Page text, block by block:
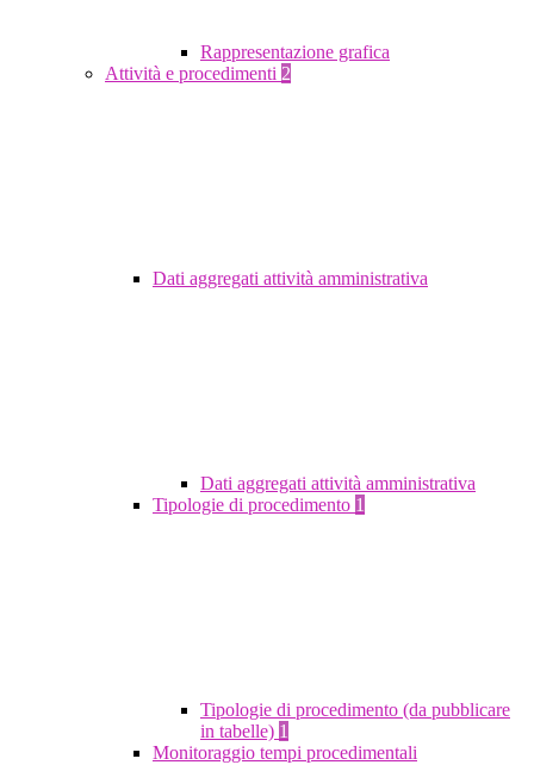
Rappresentazione grafica
Attività e procedimenti 2
Dati aggregati attività amministrativa
Dati aggregati attività amministrativa
Tipologie di procedimento 1
Tipologie di procedimento (da pubblicare
in tabelle) 1
Monitoraggio tempi procedimentali